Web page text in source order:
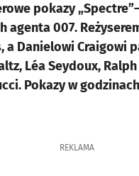
pokazy
agenta 007.
a Danielowi Craigowi
Léa Seydoux, Ralph
Pokazy w
REKLAMA